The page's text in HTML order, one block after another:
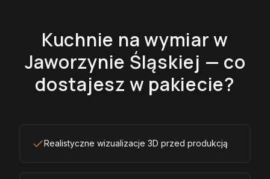
Kuchnie na wymiar w
Jaworzynie Śląskiej — co
dostajesz w pakiecie?
Realistyczne wizualizacje 3D przed produkcją